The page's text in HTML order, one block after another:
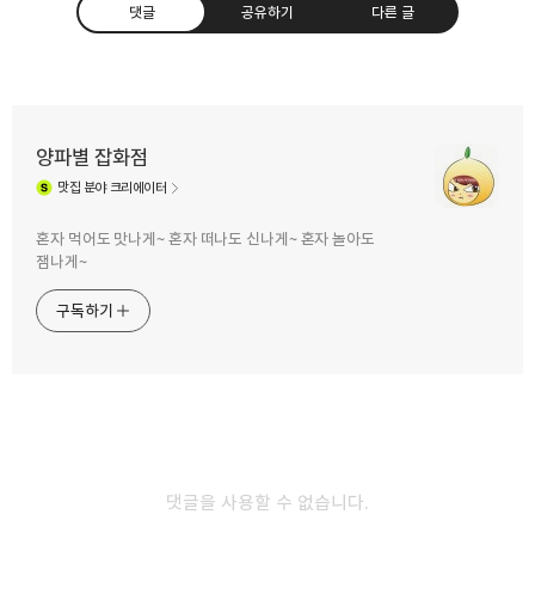
댓글 공유하기 다른 글
양파별 잡화점
맛집 분야 크리에이터
혼자 먹어도 맛나게~ 혼자 떠나도 신나게~ 혼자 놀아도
잼나게~
구독하기
댓글을 사용할 수 없습니다.
풍선이었다. 사주세요라고 말하면 주먹이 먼저 내 앞을 가렸던 그런